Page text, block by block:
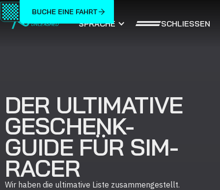
SPRACHE SCHLIESSEN
BUCHE EINE FAHRT
DER ULTIMATIVE
GESCHENK-
GUIDE FÜR SIM-
RACER
Wir haben die ultimative Liste zusammengestellt.